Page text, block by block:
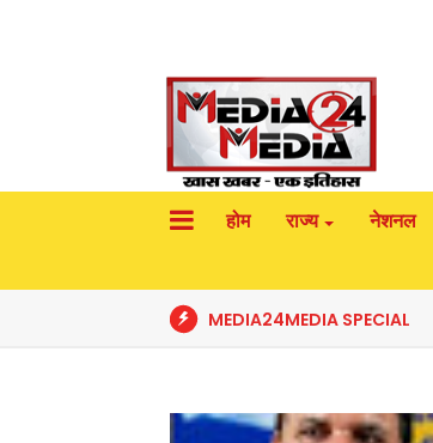
होम राज्य नेशनल
MEDIA24MEDIA SPECIAL